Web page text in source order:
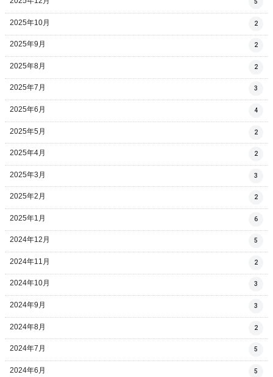
5
2025年10月 2
2025年9月 2
2025年8月 2
2025年7月 3
2025年6月 4
2025年5月 2
2025年4月 2
2025年3月 3
2025年2月 2
2025年1月 6
2024年12月 5
2024年11月 2
2024年10月 3
2024年9月 3
2024年8月 2
2024年7月 5
2024年6月 5